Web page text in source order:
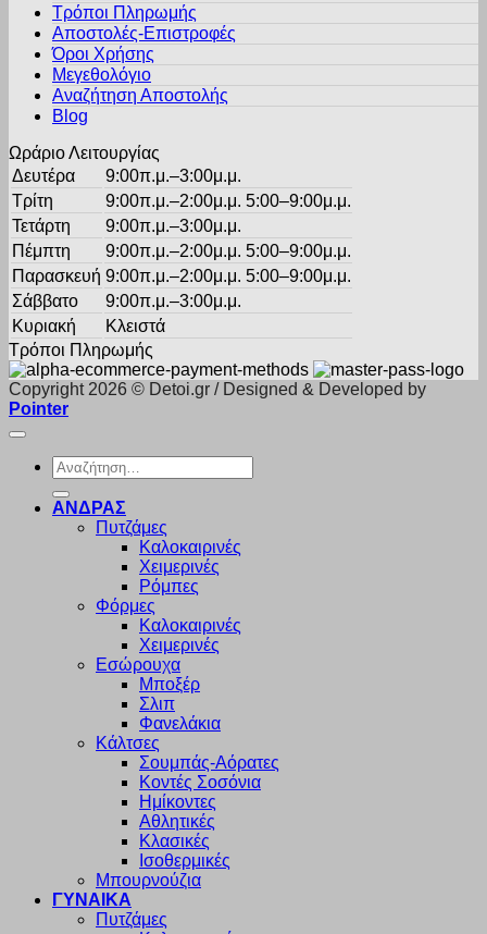
μπορούν
επιλεγούν
σελίδα
Τρόποι Πληρωμής
Αποστολές-Επιστροφές
Όροι Χρήσης
Μεγεθολόγιο
Αναζήτηση Αποστολής
Blog
Ωράριο Λειτουργίας
Δευτέρα
9:00π.μ.–3:00μ.μ.
Τρίτη
9:00π.μ.–2:00μ.μ. 5:00–9:00μ.μ.
Τετάρτη
9:00π.μ.–3:00μ.μ.
Πέμπτη
9:00π.μ.–2:00μ.μ. 5:00–9:00μ.μ.
Παρασκευή 9:00π.μ.–2:00μ.μ. 5:00–9:00μ.μ.
Σάββατο
9:00π.μ.–3:00μ.μ.
Κυριακή
Κλειστά
Τρόποι Πληρωμής
Copyright 2026 © Detoi.gr / Designed & Developed by
Pointer
Αναζήτηση
για:
ΑΝΔΡΑΣ
Πυτζάμες
Καλοκαιρινές
Χειμερινές
Ρόμπες
Φόρμες
Καλοκαιρινές
Χειμερινές
Εσώρουχα
Μποξέρ
Σλιπ
Φανελάκια
Κάλτσες
Σουμπάς-Αόρατες
Κοντές Σοσόνια
Ημίκοντες
Αθλητικές
Κλασικές
Ισοθερμικές
Μπουρνούζια
ΓΥΝΑΙΚΑ
Πυτζάμες